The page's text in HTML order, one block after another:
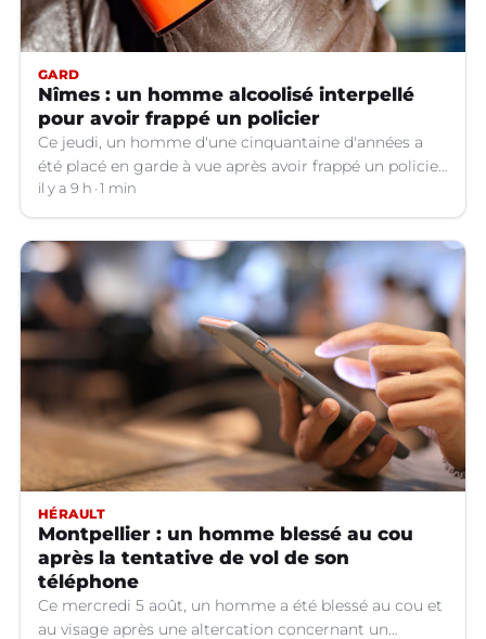
GARD
Nîmes : un homme alcoolisé interpellé
pour avoir frappé un policier
Ce jeudi, un homme d'une cinquantaine d'années a
été placé en garde à vue après avoir frappé un policier
hors service à Nîmes (Gard).
il y a 9 h 1 min
HÉRAULT
Montpellier : un homme blessé au cou
après la tentative de vol de son
téléphone
Ce mercredi 5 août, un homme a été blessé au cou et
au visage après une altercation concernant un